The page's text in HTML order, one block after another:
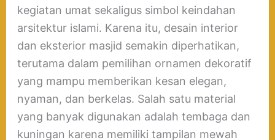
kegiatan umat sekaligus simbol keindahan
arsitektur islami. Karena itu, desain interior
dan eksterior masjid semakin diperhatikan,
terutama dalam pemilihan ornamen dekoratif
yang mampu memberikan kesan elegan,
nyaman, dan berkelas. Salah satu material
yang banyak digunakan adalah tembaga dan
kuningan karena memiliki tampilan mewah